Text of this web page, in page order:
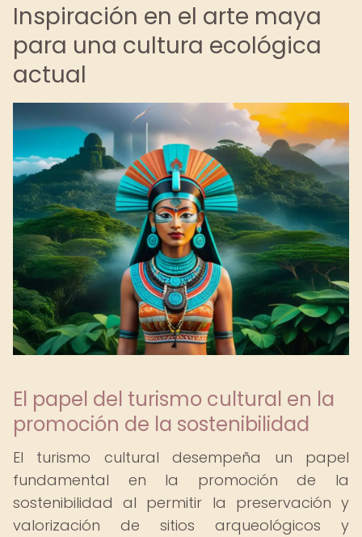
Inspiración en el arte maya
para una cultura ecológica
actual
El papel del turismo cultural en la
promoción de la sostenibilidad
El turismo cultural desempeña un papel
fundamental en la promoción de la
sostenibilidad al permitir la preservación y
valorización de sitios arqueológicos y